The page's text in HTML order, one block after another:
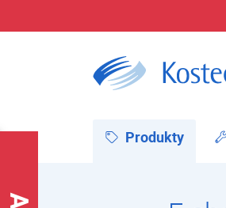
Produkty